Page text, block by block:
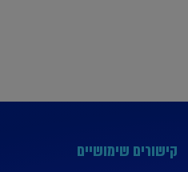
קישורים שימושיים